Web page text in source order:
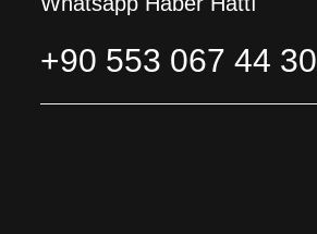
+90 553 067 44 30